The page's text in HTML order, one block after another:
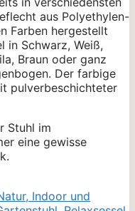
aus Polyethylen-
Farben hergestellt
in Schwarz, Weiß,
Braun oder ganz
Der farbige
pulverbeschichteter
Stuhl im
eine gewisse